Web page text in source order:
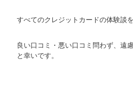
すべてのクレジットカードの体験談
良い口コミ・悪い口コミ問わず、遠
と幸いです。